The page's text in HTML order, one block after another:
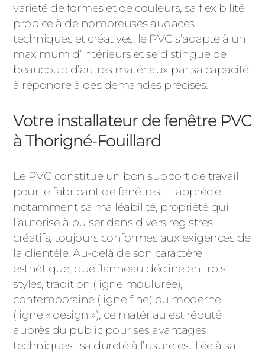
variété de formes et de couleurs, sa flexibilité
propice à de nombreuses audaces
techniques et créatives, le PVC s’adapte à un
maximum d’intérieurs et se distingue de
beaucoup d’autres matériaux par sa capacité
à répondre à des demandes précises.
Votre installateur de fenêtre PVC
à Thorigné-Fouillard
Le PVC constitue un bon support de travail
pour le fabricant de fenêtres : il apprécie
notamment sa malléabilité, propriété qui
l’autorise à puiser dans divers registres
créatifs, toujours conformes aux exigences de
la clientèle. Au-delà de son caractère
esthétique, que Janneau décline en trois
styles, tradition (ligne moulurée),
contemporaine (ligne fine) ou moderne
(ligne « design »), ce matériau est réputé
auprès du public pour ses avantages
techniques : sa dureté à l’usure est liée à sa